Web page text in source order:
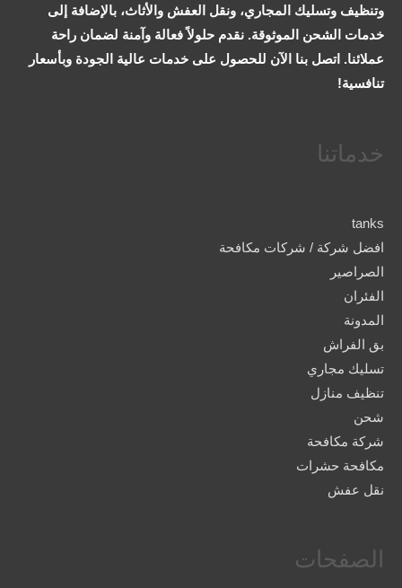
وتنظيف وتسليك المجاري، ونقل العفش والأثاث، بالإضافة إلى
خدمات الشحن الموثوقة. نقدم حلولاً فعالة وآمنة لضمان راحة
عملائنا. اتصل بنا الآن للحصول على خدمات عالية الجودة وبأسعار
تنافسية!
خدماتنا
tanks
افضل شركة / شركات مكافحة
الصراصير
الفئران
المدونة
بق الفراش
تسليك مجاري
تنظيف منازل
شحن
شركة مكافحة
مكافحة حشرات
نقل عفش
الصفحات